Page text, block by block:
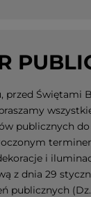
przed Świętami
publicznych do
i
z dnia 29
publicznych (Dz.